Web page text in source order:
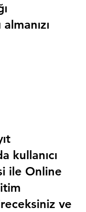
almanızı
kullanıcı
ile Online
ve